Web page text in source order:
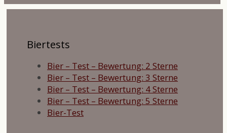
Biertests
Bier – Test – Bewertung: 2 Sterne
Bier – Test – Bewertung: 3 Sterne
Bier – Test – Bewertung: 4 Sterne
Bier – Test – Bewertung: 5 Sterne
Bier-Test